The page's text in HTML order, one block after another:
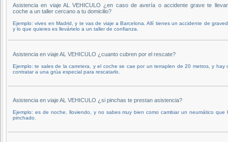
Asistencia en viaje AL VEHICULO ¿en caso de avería o accidente grave te
coche a un taller cercano a tu domicilio?
Ejemplo: vives en Madrid, y te vas de viaje a Barcelona. Allí tienes un accidente de
y lo que quieres es llevártelo a un taller de confianza.
Asistencia en viaje AL VEHICULO ¿cuanto cubren por el rescate?
Ejemplo: te sales de la carretera, y el coche se cae por un terraplen de 20 metros, y hay
contratar a una grúa especial para rescatarlo.
Asistencia en viaje AL VEHICULO ¿si pinchas te prestan asistencia?
Ejemplo: es de noche, lloviendo, y no sabes muy bien como cambiar un neumático que
pinchado.